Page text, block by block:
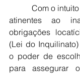
Com o intuito
atinentes ao
obrigações
(Lei do
o poder de
para assegurar